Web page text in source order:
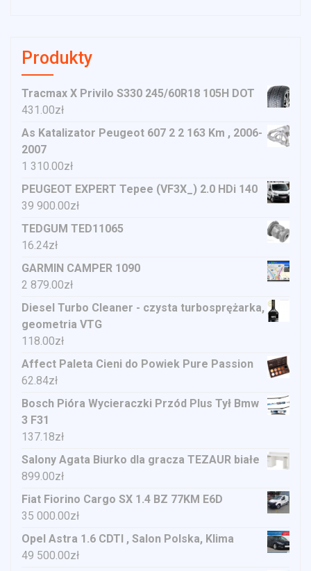
Produkty
Tracmax X Privilo S330 245/60R18 105H DOT
431.00zł
As Katalizator Peugeot 607 2 2 163 Km , 2006-
2007
1 310.00zł
PEUGEOT EXPERT Tepee (VF3X_) 2.0 HDi 140
39 900.00zł
TEDGUM TED11065
16.24zł
GARMIN CAMPER 1090
2 879.00zł
Diesel Turbo Cleaner - czysta turbosprężarka,
geometria VTG
118.00zł
Affect Paleta Cieni do Powiek Pure Passion
62.84zł
Bosch Pióra Wycieraczki Przód Plus Tył Bmw
3 F31
137.18zł
Salony Agata Biurko dla gracza TEZAUR białe
899.00zł
Fiat Fiorino Cargo SX 1.4 BZ 77KM E6D
35 000.00zł
Opel Astra 1.6 CDTI , Salon Polska, Klima
49 500.00zł